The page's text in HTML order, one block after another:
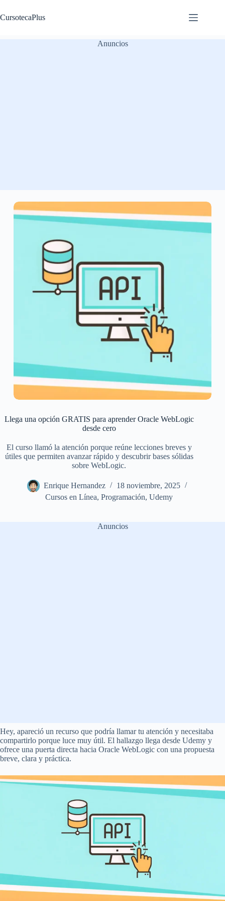
al
contenido
CursotecaPlus
Anuncios
Llega una opción GRATIS para aprender Oracle WebLogic
desde cero
El curso llamó la atención porque reúne lecciones breves y
útiles que permiten avanzar rápido y descubrir bases sólidas
sobre WebLogic.
Enrique Hernandez
18 noviembre, 2025
Cursos en Línea,Programación,Udemy
Anuncios
Hey, apareció un recurso que podría llamar tu atención y necesitaba
compartirlo porque luce muy útil. El hallazgo llega desde Udemy y
ofrece una puerta directa hacia Oracle WebLogic con una propuesta
breve, clara y práctica.